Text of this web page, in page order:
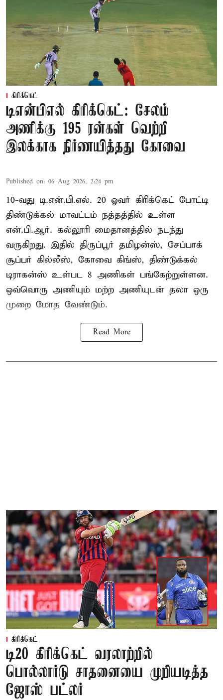
கிரிக்கெட்
டிஎன்பிஎல் கிரிக்கெட்: சேலம்
அணிக்கு 195 ரன்கள் வெற்றி
இலக்காக நிர்ணயித்தது கோவை
Published on: 06 Aug 2026, 2:24 pm
10-வது டி.என்.பி.எல். 20 ஓவர் கிரிக்கெட் போட்டி
திண்டுக்கல் மாவட்டம் நத்தத்தில் உள்ள
என்.பி.ஆர். கல்லூரி மைதானத்தில் நடந்து
வருகிறது. இதில் திருப்பூர் தமிழன்ஸ், சேப்பாக்
சூப்பர் கில்லீஸ், கோவை கிங்ஸ், திண்டுக்கல்
டிராகன்ஸ் உள்பட 8 அணிகள் பங்கேற்றுள்ளன.
ஒவ்வொரு அணியும் மற்ற அணியுடன் தலா ஒரு
முறை மோத வேண்டும்.
Read More
கிரிக்கெட்
டி20 கிரிக்கெட் வரலாற்றில்
பொல்லார்டு சாதனையை முறியடித்த
ஜோஸ் பட்லர்